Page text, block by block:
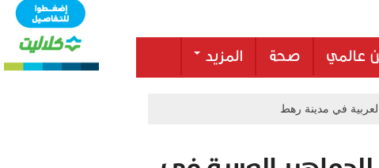
عالمي صحة المزيد
العربية في مدينة رهط